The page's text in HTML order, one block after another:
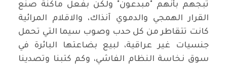
تبجهم بأنهم "مبدعون" ولكن بفعل ماكنة صنع
القرار الهمجي والدموي آنذاك، والاقلام المرائية
كانت تتقاطر من كل حدب وصوب سيما التي تحمل
جنسيات غير عراقية، لبيع بضاعتها البائرة في
سوق نخاسة النظام الفاشي، وكم كتبنا وتصدينا